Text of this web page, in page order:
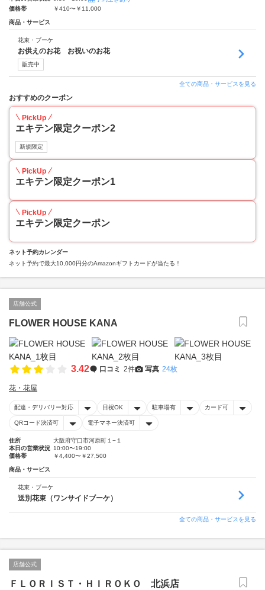
価格帯
￥410〜￥11,000
商品・サービス
花束・ブーケ
お供えのお花 お祝いのお花
販売中
全ての商品・サービスを見る
おすすめのクーポン
PickUp
エキテン限定クーポン2
新規限定
PickUp
エキテン限定クーポン1
PickUp
エキテン限定クーポン
ネット予約カレンダー
ネット予約で最大10,000円分のAmazonギフトカードが当たる！
店舗公式
FLOWER HOUSE KANA
3.42 口コミ 2件 写真 24枚
花・花屋
配達・デリバリー対応 日祝OK 駐車場有 カード可
QRコード決済可 電子マネー決済可
住所
大阪府守口市河原町１−１
本日の営業状況 10:00〜19:00
価格帯
￥4,400〜￥27,500
商品・サービス
花束・ブーケ
送別花束（ワンサイドブーケ）
全ての商品・サービスを見る
店舗公式
ＦＬＯＲＩＳＴ・ＨＩＲＯＫＯ 北浜店